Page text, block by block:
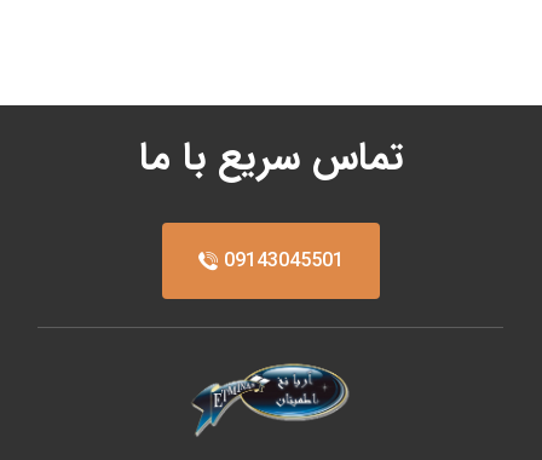
تماس سریع با ما
09143045501